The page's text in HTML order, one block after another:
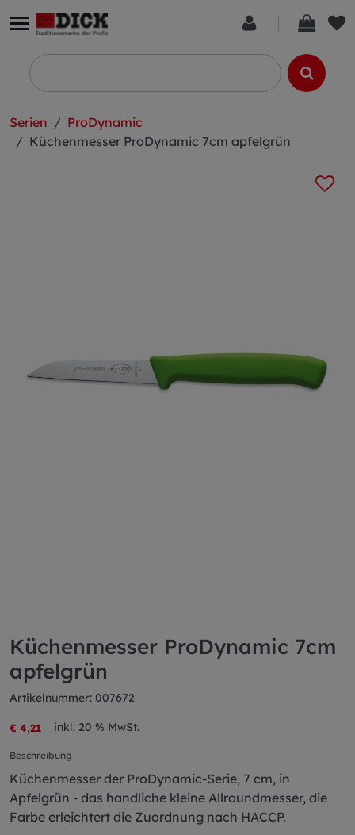
Serien
ProDynamic
Küchenmesser ProDynamic 7cm apfelgrün
Küchenmesser ProDynamic 7cm
apfelgrün
Artikelnummer: 007672
€ 4,21 inkl. 20 % MwSt.
Beschreibung
Küchenmesser der ProDynamic-Serie, 7 cm, in
Apfelgrün - das handliche kleine Allroundmesser, die
Farbe erleichtert die Zuordnung nach HACCP.